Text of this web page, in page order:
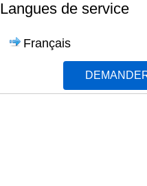
Langues de service
Français